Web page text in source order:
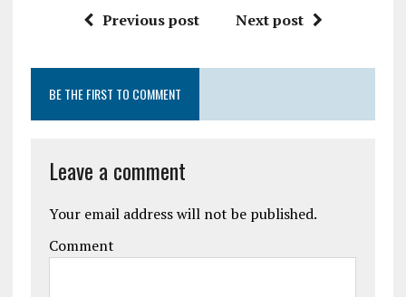
Previous post Next post
BE THE FIRST TO COMMENT
Leave a comment
Your email address will not be published.
Comment